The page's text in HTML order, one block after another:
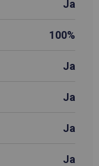
Ja
100%
Ja
Ja
Ja
Ja